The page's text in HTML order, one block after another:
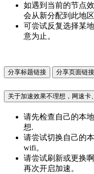
如遇到当前的节点
会从新分配到此地
可尝试反复选择某
意为止。
分享标题链接 分享页面链接
关于加速效果不理想，网速卡
请先检查自己的本
想.
请尝试切换自己的
wifi。
请尝试刷新或更换
再次开启加速。